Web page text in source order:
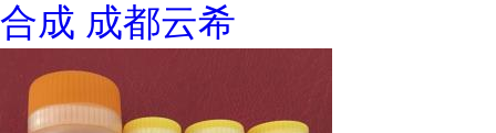
合成 成都云希